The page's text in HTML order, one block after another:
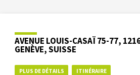
AVENUE LOUIS-CASAÏ 75-77,
GENÈVE, SUISSE
PLUS DE DÉTAILS ITINÉRAIRE